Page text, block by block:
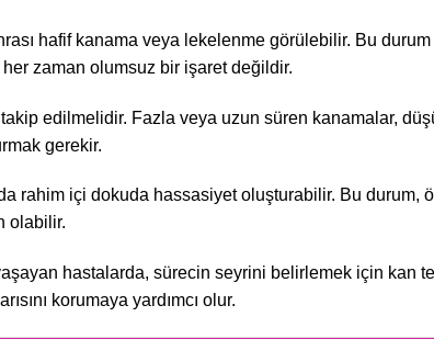
hafif kanama veya lekelenme görülebilir. Bu
zaman olumsuz bir işaret değildir.
takip edilmelidir. Fazla veya uzun süren kanamalar,
gerekir.
rahim içi dokuda hassasiyet oluşturabilir. Bu durum,
olabilir.
hastalarda, sürecin seyrini belirlemek için kan
korumaya yardımcı olur.